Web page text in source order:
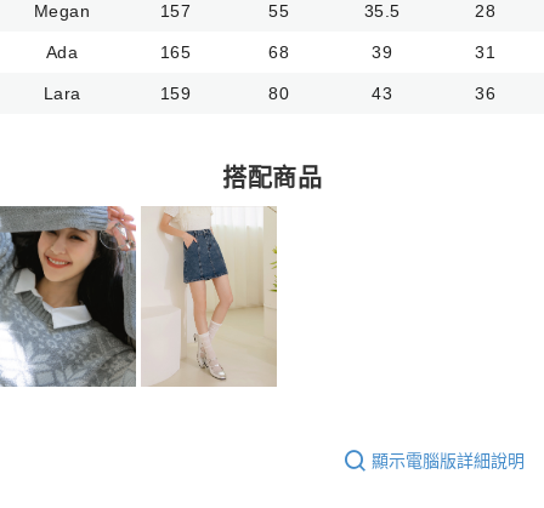
Megan 157 55 35.5 28
Ada 165 68 39 31
Lara 159 80 43 36
搭配商品
顯示電腦版詳細說明